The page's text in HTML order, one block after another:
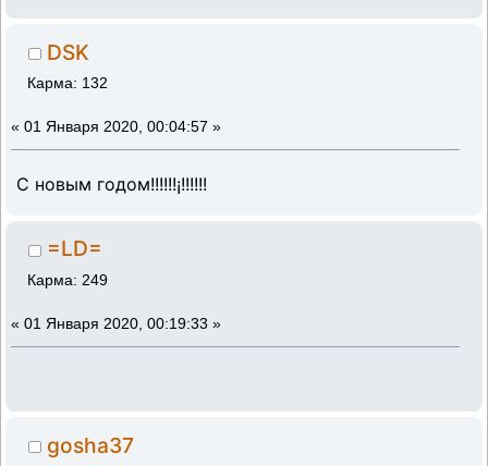
DSK
Карма: 132
« 01 Января 2020, 00:04:57 »
С новым годом!!!!!!¡!!!!!!
=LD=
Карма: 249
« 01 Января 2020, 00:19:33 »
gosha37